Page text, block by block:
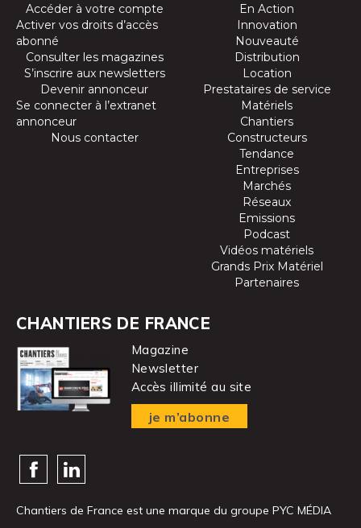
Accéder à votre compte
Activer vos droits d’accès
abonné
Consulter les magazines
S’inscrire aux newsletters
Devenir annonceur
Se connecter à l’extranet
annonceur
Nous contacter
En Action
Innovation
Nouveauté
Distribution
Location
Prestataires de service
Matériels
Chantiers
Constructeurs
Tendance
Entreprises
Marchés
Réseaux
Emissions
Podcast
Vidéos matériels
Grands Prix Matériel
Partenaires
CHANTIERS DE FRANCE
Magazine
Newsletter
Accès illimité au site
je m’abonne
Chantiers de France est une marque du groupe PYC MÉDIA